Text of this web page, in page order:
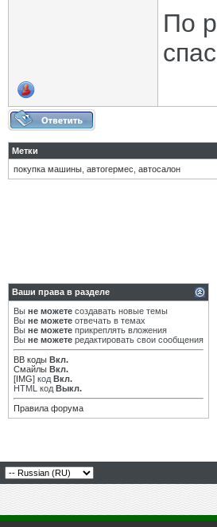
По
Метки
покупка машины автогермес автосалон
Ваши права в разделе
Вы не можете создавать новые темы
Вы не можете отвечать в темах
Вы не можете прикреплять вложения
Вы не можете редактировать свои сообщения
BB коды Вкл.
Смайлы Вкл.
[IMG] код Вкл.
HTML код Выкл.
Правила форума